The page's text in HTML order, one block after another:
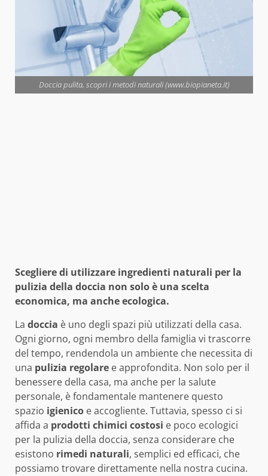
Doccia pulita, scopri i metodi naturali (www.biopianeta.it)
Scegliere di utilizzare ingredienti naturali per la
pulizia della doccia non solo è una scelta
economica, ma anche ecologica.
La doccia è uno degli spazi più utilizzati della casa.
Ogni giorno, ogni membro della famiglia vi trascorre
del tempo, rendendola un ambiente che necessita di
una pulizia regolare e approfondita. Non solo per il
benessere della casa, ma anche per la salute
personale, è fondamentale mantenere questo
spazio igienico e accogliente. Tuttavia, spesso ci si
affida a prodotti chimici costosi e poco ecologici
per la pulizia della doccia, senza considerare che
esistono rimedi naturali, semplici ed efficaci, che
possiamo trovare direttamente nella nostra cucina.